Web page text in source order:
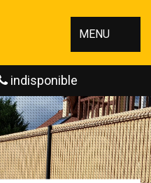
MENU
indisponible